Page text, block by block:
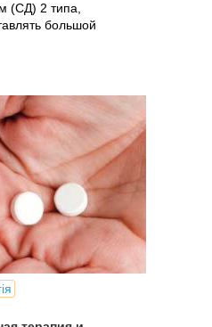
(СД) 2 типа,
большой